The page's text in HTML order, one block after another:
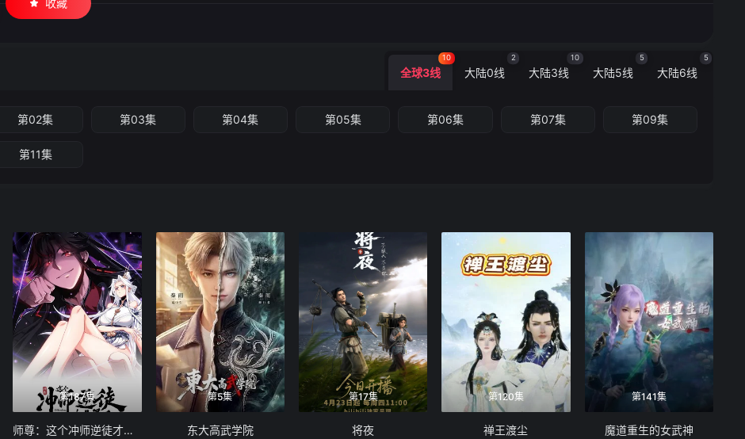
收藏
全球3线
10
大陆0线
2
大陆3线
10
大陆5线
5
大陆6线
5
第02集 第03集 第04集 第05集 第06集 第07集 第09集
第11集
第187集
师尊：这个冲师逆徒才不是圣子 动态漫画
第5集
东大高武学院
第17集
将夜
第120集
禅王渡尘
第141集
魔道重生的女武神